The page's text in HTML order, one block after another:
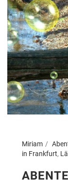
Miriam
in Frankfurt,